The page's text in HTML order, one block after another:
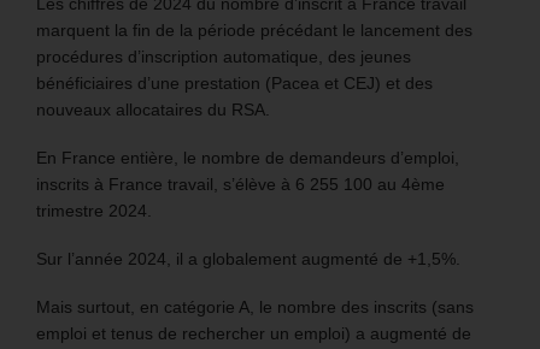
Les chiffres de 2024 du nombre d’inscrit à France travail
marquent la fin de la période précédant le lancement des
procédures d’inscription automatique, des jeunes
bénéficiaires d’une prestation (Pacea et CEJ) et des
nouveaux allocataires du RSA.
En France entière, le nombre de demandeurs d’emploi,
inscrits à France travail, s’élève à 6 255 100 au 4ème
trimestre 2024.
Sur l’année 2024, il a globalement augmenté de +1,5%.
Mais surtout, en catégorie A, le nombre des inscrits (sans
emploi et tenus de rechercher un emploi) a augmenté de